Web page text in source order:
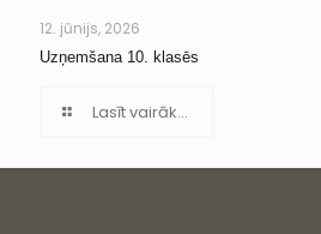
12. jūnijs, 2026
Uzņemšana 10. klasēs
Lasīt vairāk...